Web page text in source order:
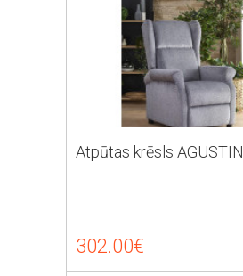
Atpūtas krēsls AGUSTIN
302.00€